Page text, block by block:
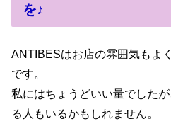
を♪
ANTIBESはお店の雰囲気もよ
です。
私にはちょうどいい量でした
る人もいるかもしれません。